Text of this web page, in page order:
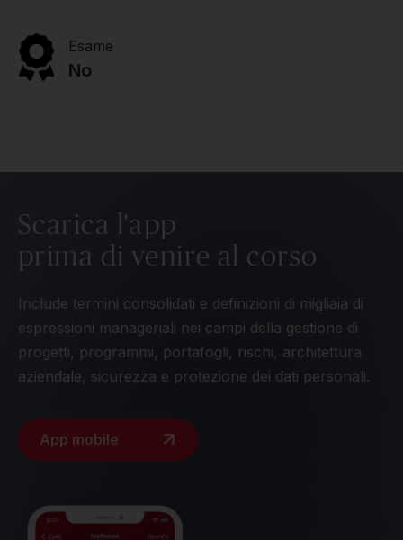
Esame
No
Scarica l'app
prima di venire al corso
Include termini consolidati e definizioni di migliaia di
espressioni manageriali nei campi della gestione di
progetti, programmi, portafogli, rischi, architettura
aziendale, sicurezza e protezione dei dati personali.
App mobile